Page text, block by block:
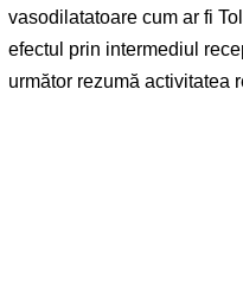
vasodilatatoare cum ar fi
efectul prin intermediul
următor rezumă activitatea